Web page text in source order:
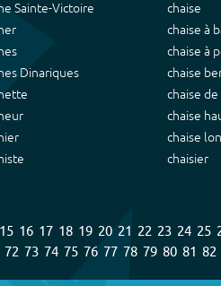
Sainte-Victoire
Dinariques
chaise
chaise à
chaise à
chaise
chaise
chaise
chaise
chaisier
15 16 17 18 19 20 21 22 23 24 25
72 73 74 75 76 77 78 79 80 81 82